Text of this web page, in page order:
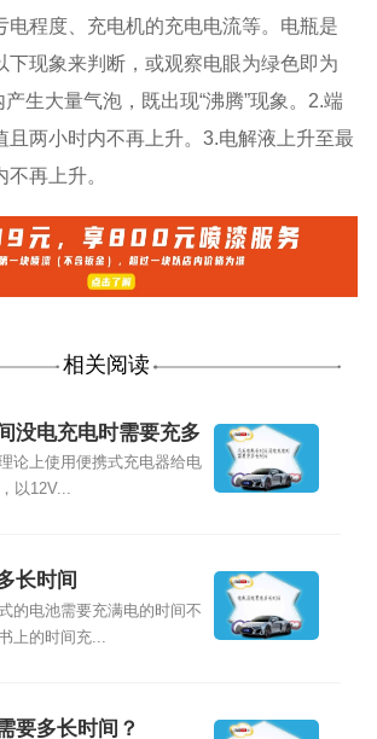
电程度、充电机的充电电流等。电瓶是
下现象来判断，或观察电眼为绿色即为
生大量气泡，既出现“沸腾”现象。2.端
且两小时内不再上升。3.电解液上升至最
再上升。
相关阅读
没电充电时需要充多
论上使用便携式充电器给电
以12V...
长时间
的电池需要充满电的时间不
上的时间充...
要多长时间？